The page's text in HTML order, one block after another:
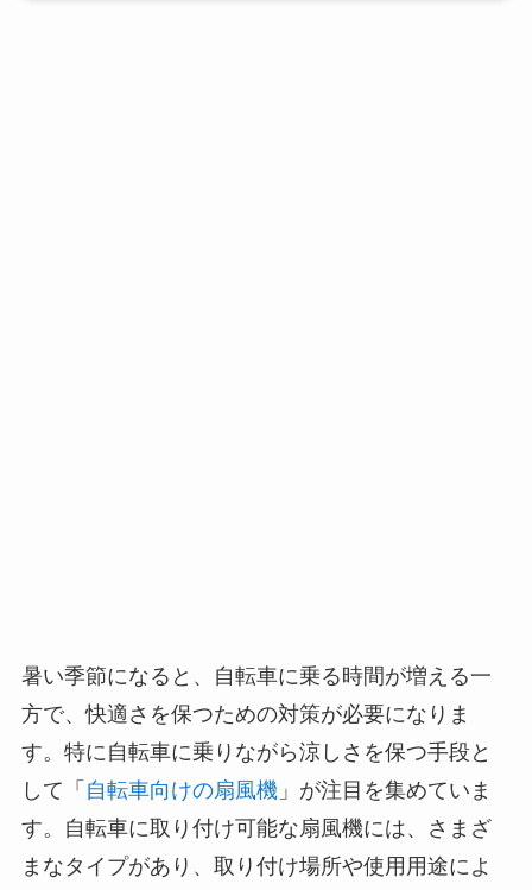
暑い季節になると、自転車に乗る時間が増える一
方で、快適さを保つための対策が必要になりま
す。特に自転車に乗りながら涼しさを保つ手段と
して「 自転車向けの扇風機 」が注目を集めていま
す。自転車に取り付け可能な扇風機には、さまざ
まなタイプがあり、取り付け場所や使用用途によ